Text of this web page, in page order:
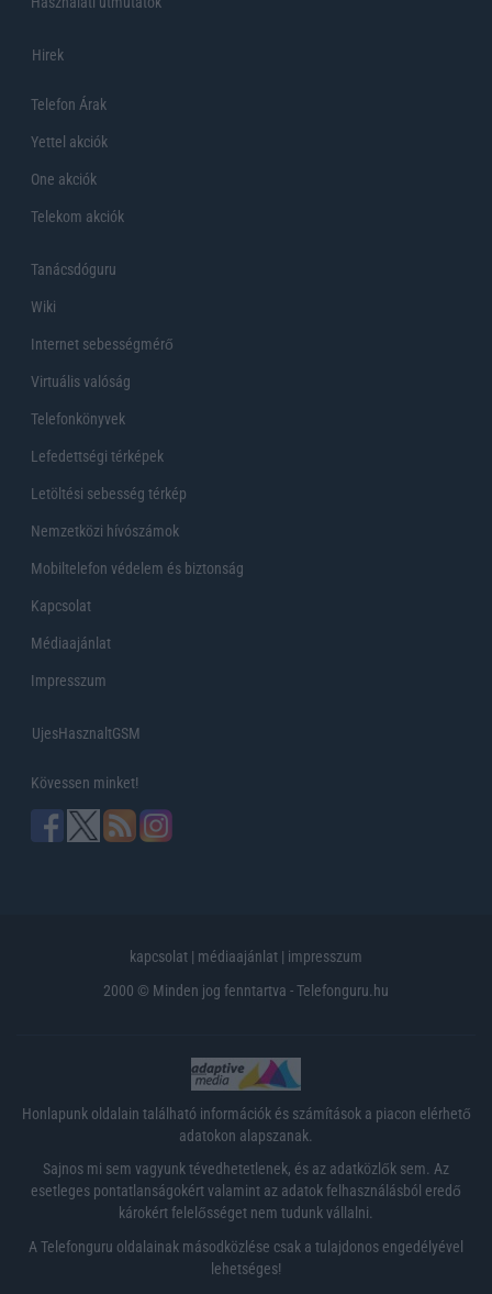
Hirek
Telefon Árak
Yettel akciók
One akciók
Telekom akciók
Tanácsdóguru
Wiki
Internet sebességmérő
Virtuális valóság
Telefonkönyvek
Lefedettségi térképek
Letöltési sebesség térkép
Nemzetközi hívószámok
Mobiltelefon védelem és biztonság
Kapcsolat
Médiaajánlat
Impresszum
UjesHasznaltGSM
Kövessen minket!
kapcsolat | médiaajánlat | impresszum
2000 © Minden jog fenntartva - Telefonguru.hu
Honlapunk oldalain található információk és számítások a piacon elérhető
adatokon alapszanak.
Sajnos mi sem vagyunk tévedhetetlenek, és az adatközlők sem. Az
esetleges pontatlanságokért valamint az adatok felhasználásból eredő
károkért felelősséget nem tudunk vállalni.
A Telefonguru oldalainak másodközlése csak a tulajdonos engedélyével
lehetséges!